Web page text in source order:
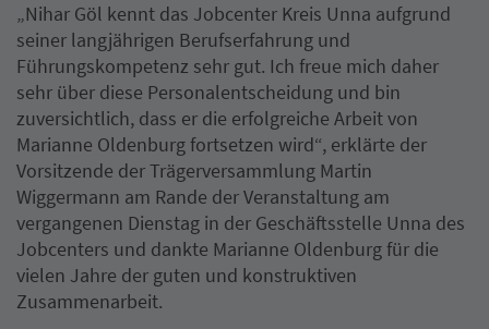
„Nihar Göl kennt das Jobcenter Kreis Unna aufgrund
seiner langjährigen Berufserfahrung und
Führungskompetenz sehr gut. Ich freue mich daher
sehr über diese Personalentscheidung und bin
zuversichtlich, dass er die erfolgreiche Arbeit von
Marianne Oldenburg fortsetzen wird“, erklärte der
Vorsitzende der Trägerversammlung Martin
Wiggermann am Rande der Veranstaltung am
vergangenen Dienstag in der Geschäftsstelle Unna des
Jobcenters und dankte Marianne Oldenburg für die
vielen Jahre der guten und konstruktiven
Zusammenarbeit.